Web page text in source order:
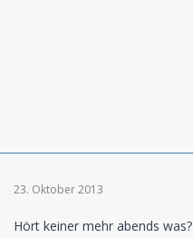
23. Oktober 2013
Hört keiner mehr abends was?